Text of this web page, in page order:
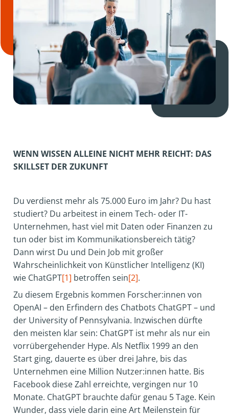
WENN WISSEN ALLEINE NICHT MEHR REICHT: DAS
SKILLSET DER ZUKUNFT
Du verdienst mehr als 75.000 Euro im Jahr? Du hast
studiert? Du arbeitest in einem Tech- oder IT-
Unternehmen, hast viel mit Daten oder Finanzen zu
tun oder bist im Kommunikationsbereich tätig?
Dann wirst Du und Dein Job mit großer
Wahrscheinlichkeit von Künstlicher Intelligenz (KI)
wie ChatGPT[1] betroffen sein[2].
Zu diesem Ergebnis kommen Forscher:innen von
OpenAI – den Erfindern des Chatbots ChatGPT – und
der University of Pennsylvania. Inzwischen dürfte
den meisten klar sein: ChatGPT ist mehr als nur ein
vorrübergehender Hype. Als Netflix 1999 an den
Start ging, dauerte es über drei Jahre, bis das
Unternehmen eine Million Nutzer:innen hatte. Bis
Facebook diese Zahl erreichte, vergingen nur 10
Monate. ChatGPT brauchte dafür genau ­5 Tage. Kein
Wunder, dass viele darin eine Art Meilenstein für